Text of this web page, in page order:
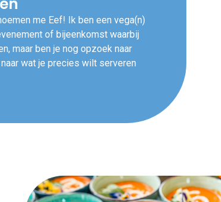
me Eef! Ik ben een vega(n)
of bijeenkomst waarbij
maar ben je nog opzoek naar
wat je precies wilt serveren